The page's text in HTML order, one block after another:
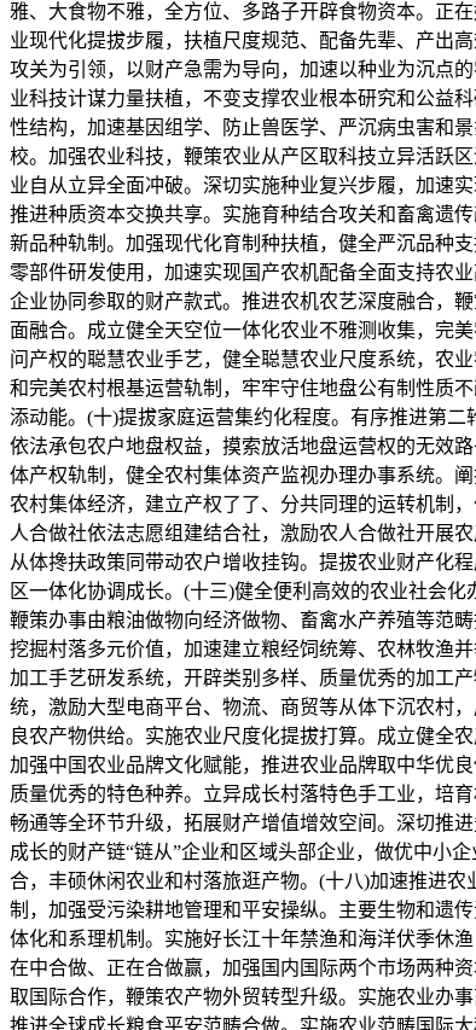
雅、大食物不雅，全方位、多路子开辟食物资本。正
业现代化提拔步履，扶植尺度规范、配备先辈、产出
攻关为引领，以财产急需为导向，加速以种业为沉点
业科技计谋力量扶植，不变支撑农业根本研究和公益
性结构，加速基因组学、防止兽医学、严沉病虫害和
校。加强农业科技，鞭策农业从产区取科技立异活跃
业自从立异全面冲破。深切实施种业复兴步履，加速
推进种质资本交换共享。实施育种结合攻关和畜禽遗
新品种轨制。加强现代化育制种扶植，健全严沉品种
零部件研发使用，加速实现国产农机配备全面支持农
企业协同参取的财产款式。推进农机农艺深度融合，
面融合。成立健全天空位一体化农业不雅测收集，完
问产权的聪慧农业手艺，健全聪慧农业尺度系统，农
和完美农村根基运营轨制，牢牢守住地盘公有制性质
添动能。(十)提拔家庭运营集约化程度。有序推进第
依法承包农户地盘权益，摸索放活地盘运营权的无效
体产权轨制，健全农村集体资产监视办理办事系统。
农村集体经济，建立产权了了、分共同理的运转机制
人合做社依法志愿组建结合社，激励农人合做社开展
从体搀扶政策同带动农户增收挂钩。提拔农业财产化
区一体化协调成长。(十三)健全便利高效的农业社会
鞭策办事由粮油做物向经济做物、畜禽水产养殖等范
挖掘村落多元价值，加速建立粮经饲统筹、农林牧渔
加工手艺研发系统，开辟类别多样、质量优秀的加工
统，激励大型电商平台、物流、商贸等从体下沉农村
良农产物供给。实施农业尺度化提拔打算。成立健全
加强中国农业品牌文化赋能，推进农业品牌取中华优
质量优秀的特色种养。立异成长村落特色手工业，培
畅通等全环节升级，拓展财产增值增效空间。深切推
成长的财产链“链从”企业和区域头部企业，做优中小
合，丰硕休闲农业和村落旅逛产物。(十八)加速推进
制，加强受污染耕地管理和平安操纵。主要生物和遗
体化和系理机制。实施好长江十年禁渔和海洋伏季休
在中合做、正在合做赢，加强国内国际两个市场两种
取国际合作，鞭策农产物外贸转型升级。实施农业办